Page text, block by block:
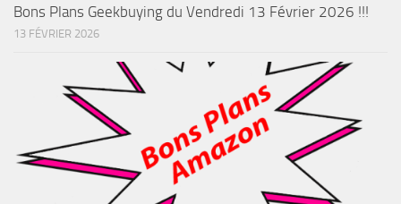
Bons Plans Geekbuying du Vendredi 13 Février 2026 !!!
13 FÉVRIER 2026